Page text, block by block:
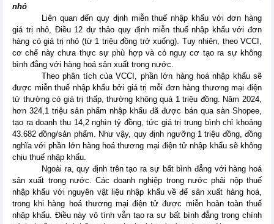
nhỏ
Liên quan đến quy định miễn thuế nhập khẩu với đơn hàng
giá trị nhỏ, Điều 12 dự thảo quy định miễn thuế nhập khẩu với đơn
hàng có giá trị nhỏ (từ 1 triệu đồng trở xuống). Tuy nhiên, theo VCCI,
cơ chế này chưa thực sự phù hợp và có nguy cơ tạo ra sự không
bình đẳng với hàng hoá sản xuất trong nước.
Theo phân tích của VCCI, phần lớn hàng hoá nhập khẩu sẽ
được miễn thuế nhập khẩu bởi giá trị mỗi đơn hàng thương mại điện
tử thường có giá trị thấp, thường không quá 1 triệu đồng. Năm 2024,
hơn 324,1 triệu sản phẩm nhập khẩu đã được bán qua sàn Shopee,
tạo ra doanh thu 14,2 nghìn tỷ đồng, tức giá trị trung bình chỉ khoảng
43.682 đồng/sản phẩm. Như vậy, quy định ngưỡng 1 triệu đồng, đồng
nghĩa với phần lớn hàng hoá thương mại điện tử nhập khẩu sẽ không
chịu thuế nhập khẩu.
Ngoài ra, quy định trên tạo ra sự bất bình đẳng với hàng hoá
sản xuất trong nước. Các doanh nghiệp trong nước phải nộp thuế
nhập khẩu với nguyên vật liệu nhập khẩu về để sản xuất hàng hoá,
trong khi hàng hoá thương mại điện tử được miễn hoàn toàn thuế
nhập khẩu. Điều này vô tình vẫn tạo ra sự bất bình đẳng trong chính